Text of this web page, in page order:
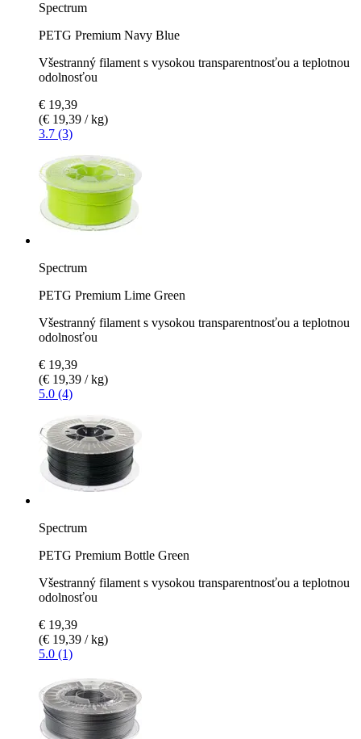
Spectrum
PETG Premium Navy Blue
Všestranný filament s vysokou transparentnosťou a teplotnou
odolnosťou
€ 19,39
(€ 19,39 / kg)
3.7 (3)
Spectrum
PETG Premium Lime Green
Všestranný filament s vysokou transparentnosťou a teplotnou
odolnosťou
€ 19,39
(€ 19,39 / kg)
5.0 (4)
Spectrum
PETG Premium Bottle Green
Všestranný filament s vysokou transparentnosťou a teplotnou
odolnosťou
€ 19,39
(€ 19,39 / kg)
5.0 (1)